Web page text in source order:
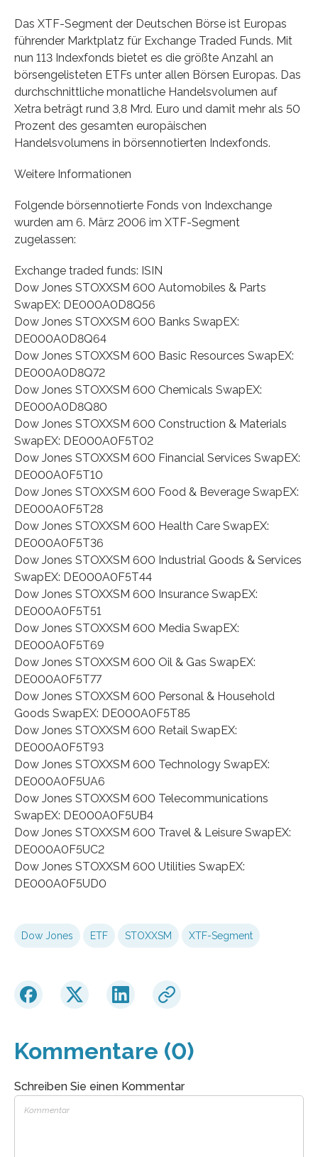
Das XTF-Segment der Deutschen Börse ist Europas
führender Marktplatz für Exchange Traded Funds. Mit
nun 113 Indexfonds bietet es die größte Anzahl an
börsengelisteten ETFs unter allen Börsen Europas. Das
durchschnittliche monatliche Handelsvolumen auf
Xetra beträgt rund 3,8 Mrd. Euro und damit mehr als 50
Prozent des gesamten europäischen
Handelsvolumens in börsennotierten Indexfonds.
Weitere Informationen
Folgende börsennotierte Fonds von Indexchange
wurden am 6. März 2006 im XTF-Segment
zugelassen:
Exchange traded funds: ISIN
Dow Jones STOXXSM 600 Automobiles & Parts
SwapEX: DE000A0D8Q56
Dow Jones STOXXSM 600 Banks SwapEX:
DE000A0D8Q64
Dow Jones STOXXSM 600 Basic Resources SwapEX:
DE000A0D8Q72
Dow Jones STOXXSM 600 Chemicals SwapEX:
DE000A0D8Q80
Dow Jones STOXXSM 600 Construction & Materials
SwapEX: DE000A0F5T02
Dow Jones STOXXSM 600 Financial Services SwapEX:
DE000A0F5T10
Dow Jones STOXXSM 600 Food & Beverage SwapEX:
DE000A0F5T28
Dow Jones STOXXSM 600 Health Care SwapEX:
DE000A0F5T36
Dow Jones STOXXSM 600 Industrial Goods & Services
SwapEX: DE000A0F5T44
Dow Jones STOXXSM 600 Insurance SwapEX:
DE000A0F5T51
Dow Jones STOXXSM 600 Media SwapEX:
DE000A0F5T69
Dow Jones STOXXSM 600 Oil & Gas SwapEX:
DE000A0F5T77
Dow Jones STOXXSM 600 Personal & Household
Goods SwapEX: DE000A0F5T85
Dow Jones STOXXSM 600 Retail SwapEX:
DE000A0F5T93
Dow Jones STOXXSM 600 Technology SwapEX:
DE000A0F5UA6
Dow Jones STOXXSM 600 Telecommunications
SwapEX: DE000A0F5UB4
Dow Jones STOXXSM 600 Travel & Leisure SwapEX:
DE000A0F5UC2
Dow Jones STOXXSM 600 Utilities SwapEX:
DE000A0F5UD0
Dow Jones ETF STOXXSM XTF-Segment
Kommentare (0)
Schreiben Sie einen Kommentar